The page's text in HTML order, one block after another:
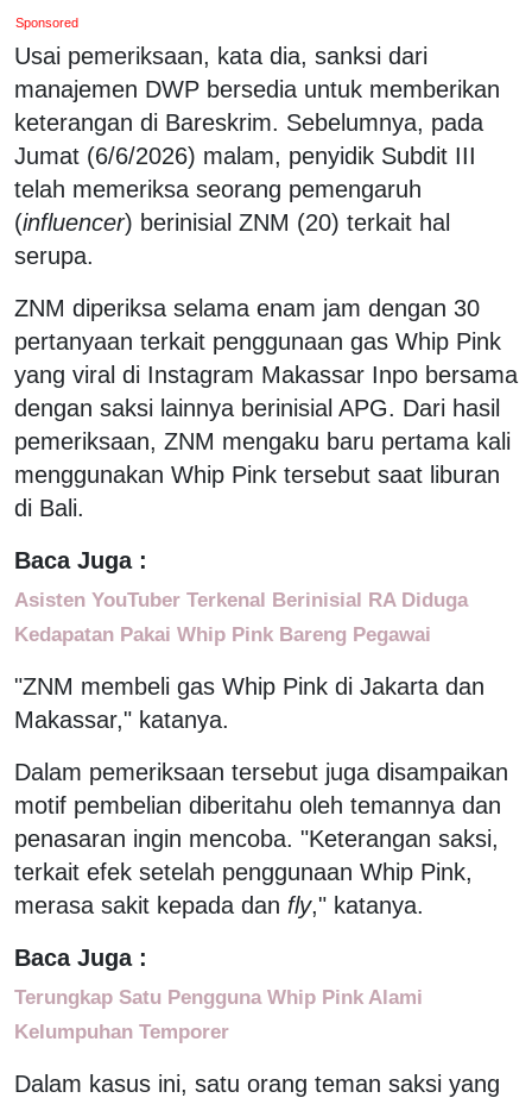
Sponsored
Usai pemeriksaan, kata dia, sanksi dari
manajemen DWP bersedia untuk memberikan
keterangan di Bareskrim. Sebelumnya, pada
Jumat (6/6/2026) malam, penyidik Subdit III
telah memeriksa seorang pemengaruh
(influencer) berinisial ZNM (20) terkait hal
serupa.
ZNM diperiksa selama enam jam dengan 30
pertanyaan terkait penggunaan gas Whip Pink
yang viral di Instagram Makassar Inpo bersama
dengan saksi lainnya berinisial APG. Dari hasil
pemeriksaan, ZNM mengaku baru pertama kali
menggunakan Whip Pink tersebut saat liburan
di Bali.
Baca Juga :
Asisten YouTuber Terkenal Berinisial RA Diduga
Kedapatan Pakai Whip Pink Bareng Pegawai
"ZNM membeli gas Whip Pink di Jakarta dan
Makassar," katanya.
Dalam pemeriksaan tersebut juga disampaikan
motif pembelian diberitahu oleh temannya dan
penasaran ingin mencoba. "Keterangan saksi,
terkait efek setelah penggunaan Whip Pink,
merasa sakit kepada dan fly," katanya.
Baca Juga :
Terungkap Satu Pengguna Whip Pink Alami
Kelumpuhan Temporer
Dalam kasus ini, satu orang teman saksi yang